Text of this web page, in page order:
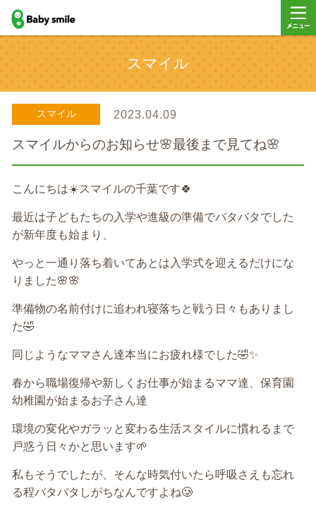
baby smile
スマイル
スマイル 2023.04.09
スマイルからのお知らせ🌸最後まで見てね🌸
こんにちは☀️スマイルの千葉です🍀
最近は子どもたちの入学や進級の準備でバタバタでした
が新年度も始まり、
やっと一通り落ち着いてあとは入学式を迎えるだけにな
りました🌸🌸
準備物の名前付けに追われ寝落ちと戦う日々もありまし
た🤣
同じようなママさん達本当にお疲れ様でした🤣✨
春から職場復帰や新しくお仕事が始まるママ達、保育園
幼稚園が始まるお子さん達
環境の変化やガラッと変わる生活スタイルに慣れるまで
戸惑う日々かと思います🌱
私もそうでしたが、そんな時気付いたら呼吸さえも忘れ
る程バタバタしがちなんですよね🥲